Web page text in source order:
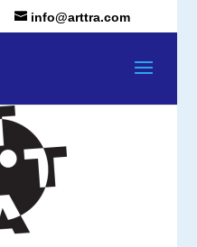
info@arttra.com